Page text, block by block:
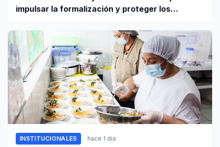
impulsar la formalización y proteger los
INSTITUCIONALES hace 1 día